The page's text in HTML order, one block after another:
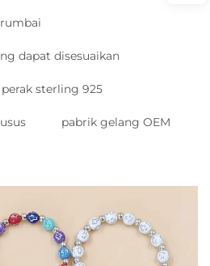
dapat disesuaikan
sterling 925
pabrik gelang OEM